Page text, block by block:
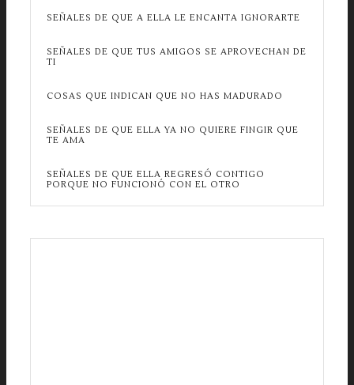
SEÑALES DE QUE A ELLA LE ENCANTA IGNORARTE
SEÑALES DE QUE TUS AMIGOS SE APROVECHAN DE
TI
COSAS QUE INDICAN QUE NO HAS MADURADO
SEÑALES DE QUE ELLA YA NO QUIERE FINGIR QUE
TE AMA
SEÑALES DE QUE ELLA REGRESÓ CONTIGO
PORQUE NO FUNCIONÓ CON EL OTRO